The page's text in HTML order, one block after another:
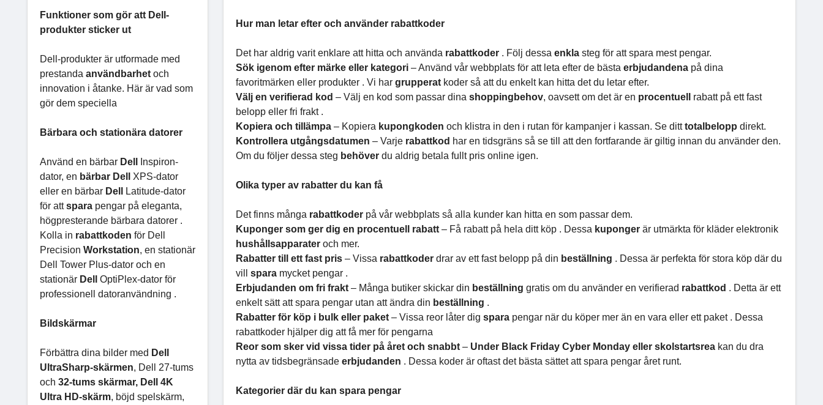
Funktioner som gör att Dell-
produkter sticker ut
Dell-produkter är utformade med
prestanda användbarhet och
innovation i åtanke. Här är vad som
gör dem speciella
Bärbara och stationära datorer
Använd en bärbar Dell
Inspiron-
dator, en bärbar Dell XPS-dator
eller en bärbar Dell
Latitude-dator
för attspara pengar på eleganta,
högpresterande bärbara datorer .
Kolla in rabattkoden för Dell
Precision Workstation, en stationär
Dell Tower Plus-dator och en
stationär Dell OptiPlex-dator för
professionell datoranvändning .
Bildskärmar
Förbättra dina bilder med Dell
UltraSharp-skärmen, Dell 27-tums
och 32-tums skärmar, Dell 4K
Ultra HD-skärm, böjd spelskärm,
Hur man letar efter och använder rabattkoder
Det har aldrig varit enklare att hitta och använda rabattkoder . Följ dessa enkla steg för att spara mest pengar.
Sök igenom efter märke eller kategori – Använd vår webbplats för att leta efter de bästa erbjudandena på dina
favoritmärken eller produkter . Vi har grupperat koder så att du enkelt kan hitta det du letar efter.
Välj en verifierad kod – Välj en kod som passar dina shoppingbehov, oavsett om det är en procentuell rabatt på ett fast
belopp eller fri frakt .
Kopiera och tillämpa – Kopiera kupongkoden och klistra in den i rutan för kampanjer i kassan. Se ditttotalbelopp direkt.
Kontrollera utgångsdatumen – Varje rabattkod har en tidsgräns så se till att den fortfarande är giltig innan du använder den.
Om du följer dessa steg behöver du aldrig betala fullt pris online igen.
Olika typer av rabatter du kan få
Det finns många rabattkoder på vår webbplats så alla kunder kan hitta en som passar dem.
Kuponger som ger dig en procentuell rabatt – Få rabatt på hela ditt köp . Dessa kuponger är utmärkta för kläder elektronik
hushållsapparater och mer.
Rabatter till ett fast pris – Vissa rabattkoder drar av ett fast belopp på din beställning . Dessa är perfekta för stora köp där du
vill spara mycket pengar .
Erbjudanden om fri frakt – Många butiker skickar din beställning gratis om du använder en verifierad rabattkod . Detta är ett
enkelt sätt att spara pengar utan att ändra din beställning .
Rabatter för köp i bulk eller paket – Vissa reor låter dig spara pengar när du köper mer än en vara eller ett paket . Dessa
rabattkoder hjälper dig att få mer för pengarna
Reor som sker vid vissa tider på året och snabbt – Under Black Friday Cyber Monday eller skolstartsrea kan du dra
nytta av tidsbegränsade erbjudanden . Dessa koder är oftast det bästa sättet att spara pengar året runt.
Kategorier där du kan spara pengar